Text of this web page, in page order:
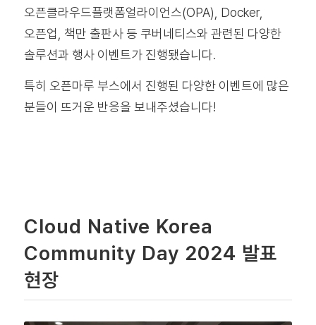
오픈클라우드플랫폼얼라이언스(OPA), Docker,
오픈업, 책만 출판사 등 쿠버네티스와 관련된 다양한
솔루션과 행사 이벤트가 진행됐습니다.
특히 오픈마루 부스에서 진행된 다양한 이벤트에 많은
분들이 뜨거운 반응을 보내주셨습니다!
Cloud Native Korea
Community Day 2024 발표
현장